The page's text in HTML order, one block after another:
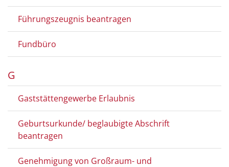
Führungszeugnis beantragen
Fundbüro
G
Gaststättengewerbe Erlaubnis
Geburtsurkunde/ beglaubigte Abschrift
beantragen
Genehmigung von Großraum- und